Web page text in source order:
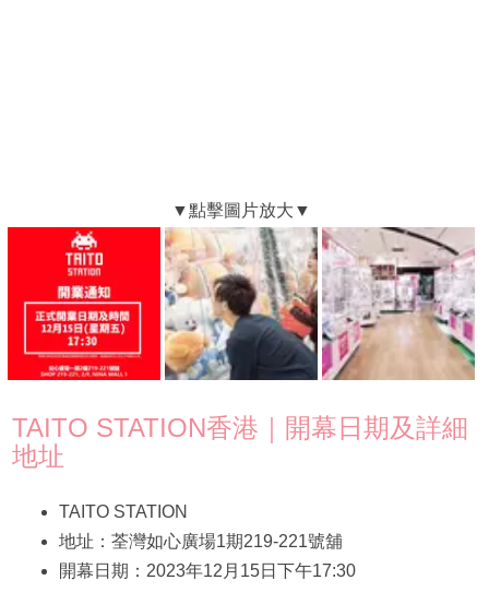
TAITO STATION香港｜開幕日期及詳細
地址
TAITO STATION
地址：荃灣如心廣場1期219-221號舖
開幕日期：2023年12月15日下午17:30